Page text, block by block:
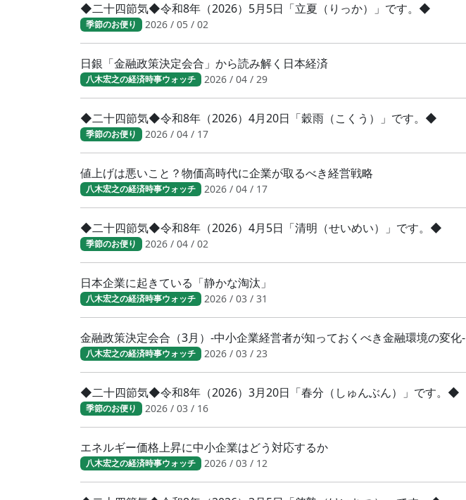
◆二十四節気◆令和8年（2026）5月5日「立夏（りっか）」です。◆
季節のお便り 2026 / 05 / 02
日銀「金融政策決定会合」から読み解く日本経済
八木宏之の経済時事ウォッチ 2026 / 04 / 29
◆二十四節気◆令和8年（2026）4月20日「穀雨（こくう）」です。◆
季節のお便り 2026 / 04 / 17
値上げは悪いこと？物価高時代に企業が取るべき経営戦略
八木宏之の経済時事ウォッチ 2026 / 04 / 17
◆二十四節気◆令和8年（2026）4月5日「清明（せいめい）」です。◆
季節のお便り 2026 / 04 / 02
日本企業に起きている「静かな淘汰」
八木宏之の経済時事ウォッチ 2026 / 03 / 31
金融政策決定会合（3月）-中小企業経営者が知っておくべき金融環境の変化-
八木宏之の経済時事ウォッチ 2026 / 03 / 23
◆二十四節気◆令和8年（2026）3月20日「春分（しゅんぶん）」です。◆
季節のお便り 2026 / 03 / 16
エネルギー価格上昇に中小企業はどう対応するか
八木宏之の経済時事ウォッチ 2026 / 03 / 12